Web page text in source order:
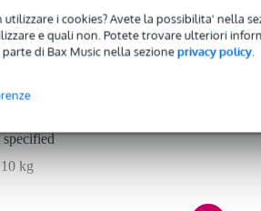
utilizzare i cookies? Avete la possibilita' nella
e quali non. Potete trovare ulteriori
di Bax Music nella sezioneprivacy policy.
specified
kg